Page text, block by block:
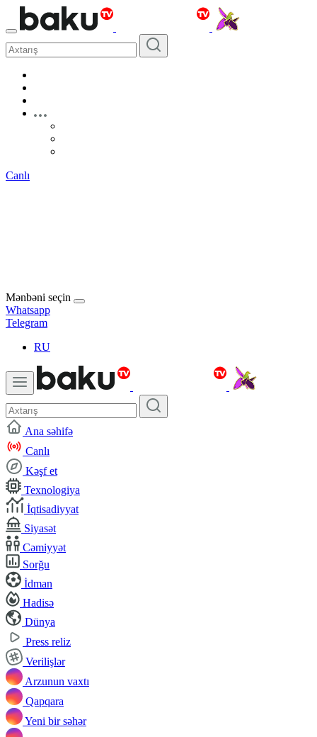
Canlı
Mənbəni seçin
Whatsapp
Telegram
RU
Ana səhifə
Canlı
Kəşf et
Texnologiya
İqtisadiyyat
Siyasət
Cəmiyyət
Sorğu
İdman
Hadisə
Dünya
Press reliz
Verilişlər
Arzunun vaxtı
Qapqara
Yeni bir səhər